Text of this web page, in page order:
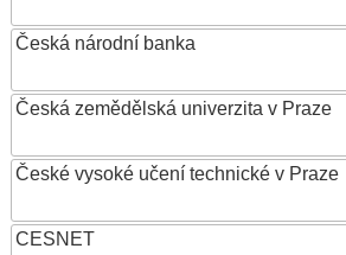
Česká národní banka
Česká zemědělská univerzita v Praze
České vysoké učení technické v Praze
CESNET